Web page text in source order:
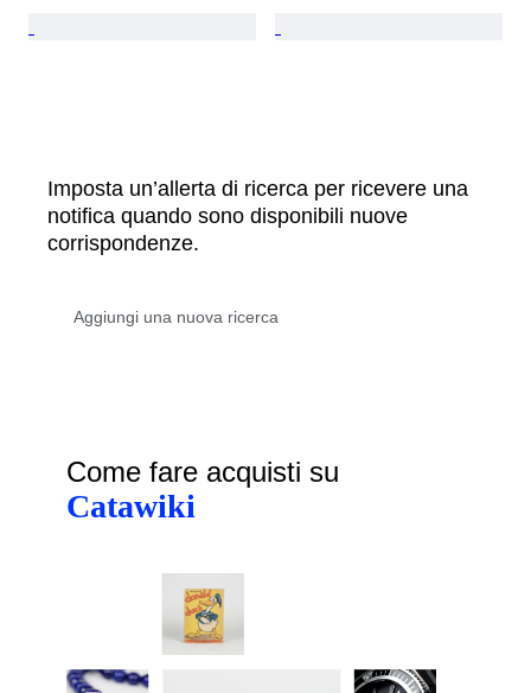
Imposta un’allerta di ricerca per ricevere una
notifica quando sono disponibili nuove
corrispondenze.
Come fare acquisti su
Catawiki